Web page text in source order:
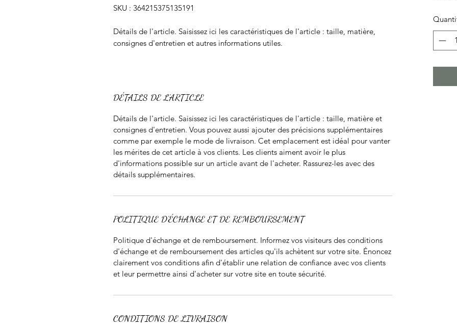
SKU : 364215375135191
Détails de l'article. Saisissez ici les caractéristiques de l'article : taille, matière,
consignes d'entretien et autres informations utiles.
DÉTAILS DE L'ARTICLE
Détails de l'article. Saisissez ici les caractéristiques de l'article : taille, matière et
consignes d'entretien. Vous pouvez aussi ajouter des précisions supplémentaires
comme par exemple le mode de livraison. Cet emplacement est idéal pour vanter
les mérites de cet article à vos clients. Les clients aiment avoir le plus
d'informations possible sur un article avant de l'acheter. Rassurez-les avec des
détails supplémentaires.
POLITIQUE D'ÉCHANGE ET DE REMBOURSEMENT
Politique d'échange et de remboursement. Informez vos visiteurs des conditions
d'échange et de remboursement des articles qu'ils achètent sur votre site. Énoncez
clairement vos conditions afin d'établir une relation de confiance avec vos clients
et leur permettre ainsi d'acheter sur votre site en toute sécurité.
CONDITIONS DE LIVRAISON